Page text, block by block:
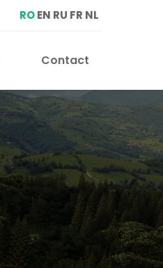
ROEN RU FR NL
Contact